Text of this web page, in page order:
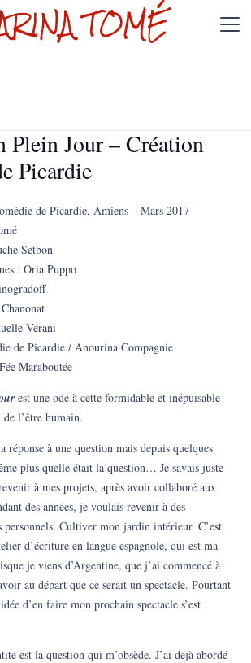
TOMÉ
Plein Jour – Création
Picardie
de Picardie, Amiens – Mars 2017
Setbon
: Oria Puppo
Vérani
de Picardie / Anourina Compagnie
Maraboutée
est une ode à cette formidable et inépuisable
de l’être humain.
réponse à une question mais depuis quelques
plus quelle était la question… Je savais juste
à mes projets, après avoir collaboré aux
des années, je voulais revenir à des
personnels. Cultiver mon jardin intérieur. C’est
d’écriture en langue espagnole, qui est ma
je viens d’Argentine, que j’ai commencé à
au départ que ce serait un spectacle. Pourtant
d’en faire mon prochain spectacle s’est
est la question qui m’obsède. J’ai déjà abordé